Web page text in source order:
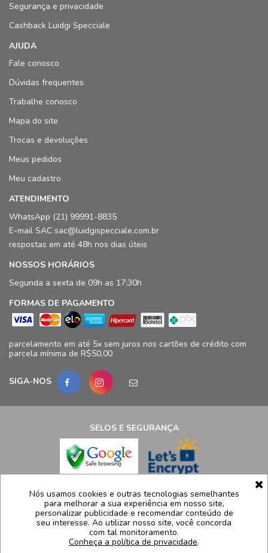
Segurança e privacidade
Cashback Luidgi Specciale
AJUDA
Fale conosco
Dúvidas frequentes
Trabalhe conosco
Mapa do site
Trocas e devoluções
Meus pedidos
Meu cadastro
ATENDIMENTO
WhatsApp (21) 99991-8835
E-mail SAC sac@luidgispecciale.com.br
respostas em até 48h nos dias úteis
NOSSOS HORÁRIOS
Segunda a sexta de 09h as 17:30h
FORMAS DE PAGAMENTO
parcelamento em até 5x sem juros nos cartões de crédito com
parcela mínima de R$50,00
SIGA-NOS
SELOS E SEGURANÇA
LCB Confecções Eireli | CNPJ: 19.316.833/0009-41
Avenida Ayrton Senna, 5.500, Bloco 11, loja 124/125 - Barra da
Tijuca - Rio de Janeiro - RJ  CEP 22775005
Atendimento: (21) 99991-8835 | sac@luidgispecciale.com.br
Segunda a sexta de 09h as 17:30h
Nós usamos cookies e outras tecnologias semelhantes
para melhorar a sua experiência em nosso site,
personalizar publicidade e recomendar conteúdo de
seu interesse. Ao utilizar nosso site, você concorda
com tal monitoramento.
Conheça a política de privacidade.